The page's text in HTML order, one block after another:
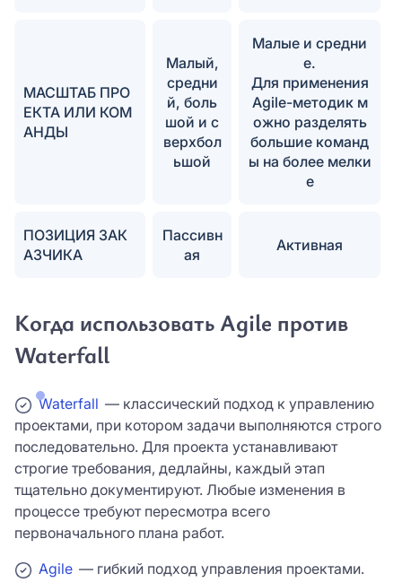
МАСШТАБ ПРО
ЕКТА ИЛИ КОМ
АНДЫ
Малый,
средни
й, боль
шой и с
верхбол
ьшой
Малые и средни
е.
Для применения
Agile-методик м
ожно разделять
большие команд
ы на более мелки
е
ПОЗИЦИЯ ЗАК
АЗЧИКА
Пассивн
ая
Активная
Когда использовать Agile против
Waterfall
Waterfall — классический подход к управлению
проектами, при котором задачи выполняются строго
последовательно. Для проекта устанавливают
строгие требования, дедлайны, каждый этап
тщательно документируют. Любые изменения в
процессе требуют пересмотра всего
первоначального плана работ.
Agile — гибкий подход управления проектами.